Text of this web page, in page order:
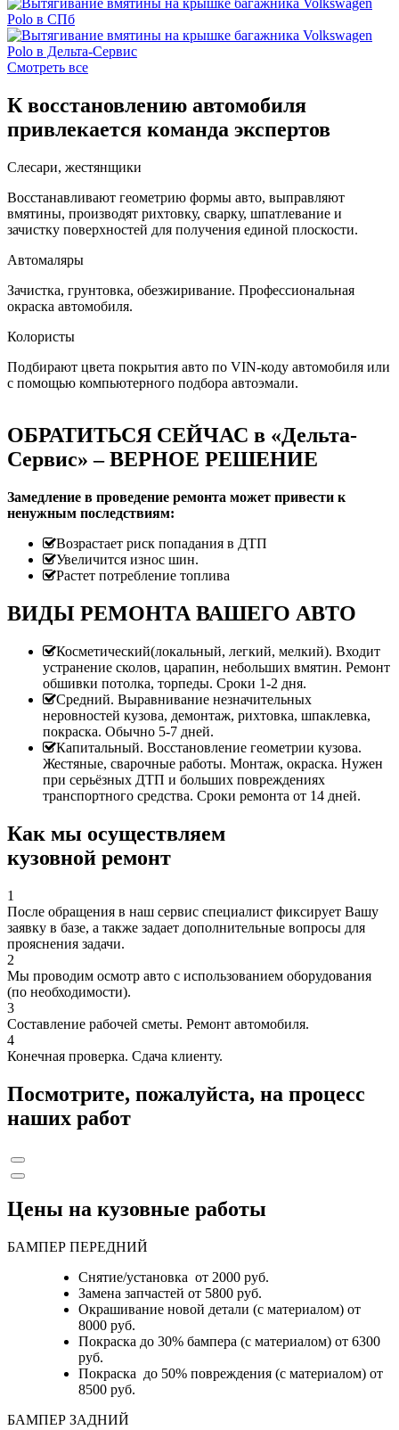
Смотреть все
К восстановлению автомобиля
привлекается команда экспертов
Слесари, жестянщики
Восстанавливают геометрию формы авто, выправляют
вмятины, производят рихтовку, сварку, шпатлевание и
зачистку поверхностей для получения единой плоскости.
Автомаляры
Зачистка, грунтовка, обезжиривание. Профессиональная
окраска автомобиля.
Колористы
Подбирают цвета покрытия авто по VIN-коду автомобиля или
с помощью компьютерного подбора автоэмали.
ОБРАТИТЬСЯ СЕЙЧАС в «Дельта-
Сервис» – ВЕРНОЕ РЕШЕНИЕ
Замедление в проведение ремонта может привести к
ненужным последствиям:
Возрастает риск попадания в ДТП
Увеличится износ шин.
Растет потребление топлива
ВИДЫ РЕМОНТА ВАШЕГО АВТО
Косметический(локальный, легкий, мелкий). Входит
устранение сколов, царапин, небольших вмятин. Ремонт
обшивки потолка, торпеды. Сроки 1-2 дня.
Средний. Выравнивание незначительных
неровностей кузова, демонтаж, рихтовка, шпаклевка,
покраска. Обычно 5-7 дней.
Капитальный. Восстановление геометрии кузова.
Жестяные, сварочные работы. Монтаж, окраска. Нужен
при серьёзных ДТП и больших повреждениях
транспортного средства. Сроки ремонта от 14 дней.
Как мы осуществляем
кузовной ремонт
1
После обращения в наш сервис специалист фиксирует Вашу
заявку в базе, а также задает дополнительные вопросы для
прояснения задачи.
2
Мы проводим осмотр авто с использованием оборудования
(по необходимости).
3
Составление рабочей сметы. Ремонт автомобиля.
4
Конечная проверка. Сдача клиенту.
Посмотрите, пожалуйста, на процесс
наших работ
Цены на кузовные работы
БАМПЕР ПЕРЕДНИЙ
Снятие/установка от 2000 руб.
Замена запчастей от 5800 руб.
Окрашивание новой детали (с материалом) от
8000 руб.
Покраска до 30% бампера (с материалом) от 6300
руб.
Покраска до 50% повреждения (с материалом) от
8500 руб.
БАМПЕР ЗАДНИЙ